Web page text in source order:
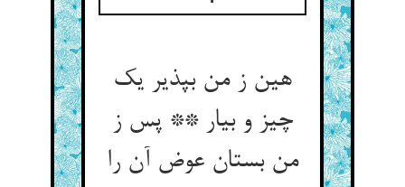
هین ز من بپذیر یک
چیز و بیار ** پس ز
من بستان عوض آن را